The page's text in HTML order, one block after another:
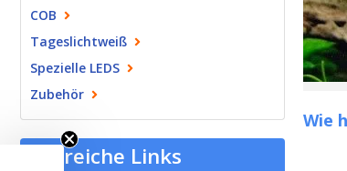
COB
Tageslichtweiß
Spezielle LEDS
Zubehör
Hilfreiche Links
Wie